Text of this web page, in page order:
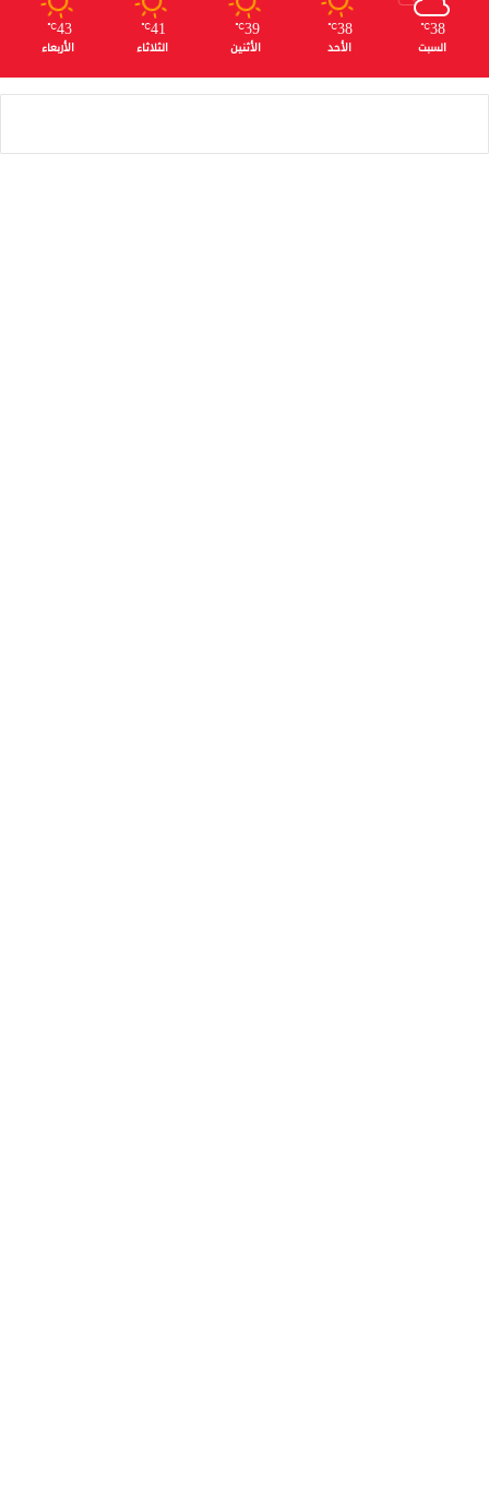
38
℃
السبت
38
℃
الأحد
39
℃
الأثنين
41
℃
الثلاثاء
43
℃
الأربعاء